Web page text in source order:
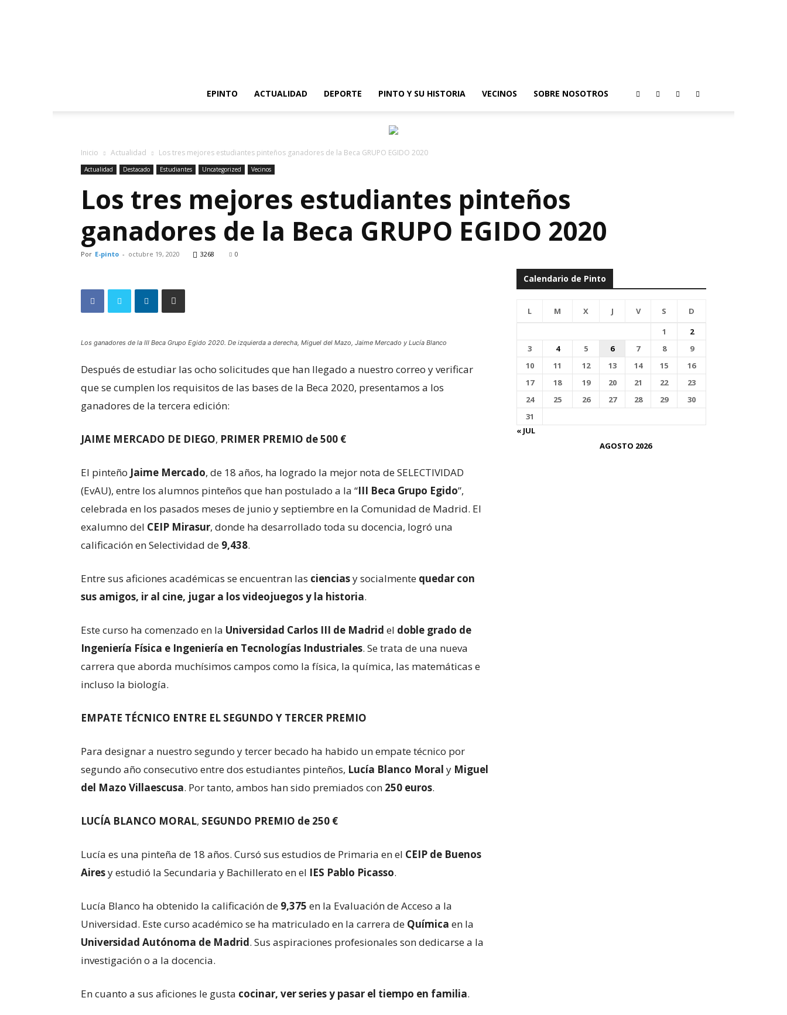
EPINTO
ACTUALIDAD DEPORTE PINTO Y SU HISTORIA VECINOS SOBRE NOSOTROS
Inicio Actualidad Los tres mejores estudiantes pinteños ganadores de la Beca GRUPO EGIDO 2020
Actualidad Destacado Estudiantes Uncategorized Vecinos
Los tres mejores estudiantes pinteños
ganadores de la Beca GRUPO EGIDO 2020
Por E-pinto - octubre 19, 2020 3268 0
Los ganadores de la III Beca Grupo Egido 2020. De izquierda a derecha, Miguel del Mazo, Jaime Mercado y Lucía Blanco
Después de estudiar las ocho solicitudes que han llegado a nuestro correo y verificar
que se cumplen los requisitos de las bases de la Beca 2020, presentamos a los
ganadores de la tercera edición:
JAIME MERCADO DE DIEGO, PRIMER PREMIO de 500 €
El pinteño Jaime Mercado, de 18 años, ha logrado la mejor nota de SELECTIVIDAD
(EvAU), entre los alumnos pinteños que han postulado a la “III Beca Grupo Egido”,
celebrada en los pasados meses de junio y septiembre en la Comunidad de Madrid. El
exalumno del CEIP Mirasur, donde ha desarrollado toda su docencia, logró una
calificación en Selectividad de 9,438.
Entre sus aficiones académicas se encuentran las cienciasy socialmente quedar con
sus amigos, ir al cine, jugar a los videojuegos y la historia.
Este curso ha comenzado en la Universidad Carlos III de Madrid el doble grado de
Ingeniería Física e Ingeniería en Tecnologías Industriales. Se trata de una nueva
carrera que aborda muchísimos campos como la física, la química, las matemáticas e
incluso la biología.
EMPATE TÉCNICO ENTRE EL SEGUNDO Y TERCER PREMIO
Para designar a nuestro segundo y tercer becado ha habido un empate técnico por
segundo año consecutivo entre dos estudiantes pinteños, Lucía Blanco Moral y Miguel
del Mazo Villaescusa. Por tanto, ambos han sido premiados con 250 euros.
LUCÍA BLANCO MORAL, SEGUNDO PREMIO de 250 €
Lucía es una pinteña de 18 años. Cursó sus estudios de Primaria en el CEIP de Buenos
Airesy estudió la Secundaria y Bachillerato en el IES Pablo Picasso.
Lucía Blanco ha obtenido la calificación de 9,375 en la Evaluación de Acceso a la
Universidad. Este curso académico se ha matriculado en la carrera de Química en la
Universidad Autónoma de Madrid. Sus aspiraciones profesionales son dedicarse a la
investigación o a la docencia.
En cuanto a sus aficiones le gusta cocinar, ver series y pasar el tiempo en familia.
Calendario de Pinto
AGOSTO 2026
L M X J V S
D
1
2
3
4 5 6 7 8
9
10
11 12 13 14 15
16
17
18 19 20 21 22
23
24
25 26 27 28 29
30
31
« JUL